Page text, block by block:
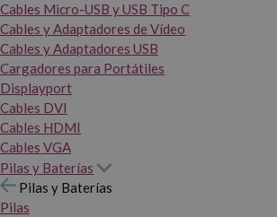
Cables Micro-USB y USB Tipo C
Cables y Adaptadores de Vídeo
Cables y Adaptadores USB
Cargadores para Portátiles
Displayport
Cables DVI
Cables HDMI
Cables VGA
Pilas y Baterías
Pilas y Baterías
Pilas